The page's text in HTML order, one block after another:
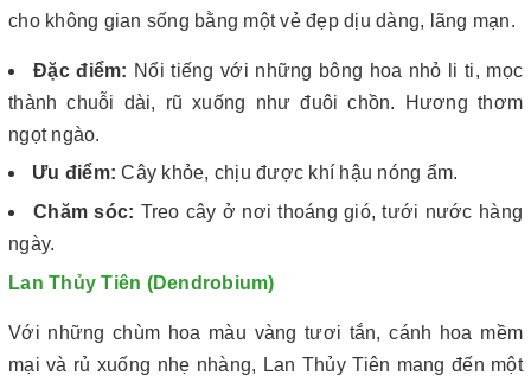
cho không gian sống bằng một vẻ đẹp dịu dàng, lãng mạn.
Đặc điểm: Nổi tiếng với những bông hoa nhỏ li ti, mọc
thành chuỗi dài, rũ xuống như đuôi chồn. Hương thơm
ngọt ngào.
Ưu điểm: Cây khỏe, chịu được khí hậu nóng ẩm.
Chăm sóc: Treo cây ở nơi thoáng gió, tưới nước hàng
ngày.
Lan Thủy Tiên (Dendrobium)
Với những chùm hoa màu vàng tươi tắn, cánh hoa mềm
mại và rủ xuống nhẹ nhàng, Lan Thủy Tiên mang đến một